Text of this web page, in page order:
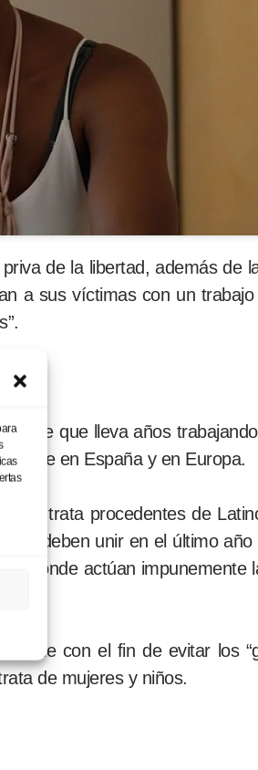
de la libertad, además de
a sus víctimas con un
de que lleva años
en España y en Europa.
de trata procedentes de
se deben unir en el último año
donde actúan impunemente
con el fin de evitar los
de mujeres y niños.